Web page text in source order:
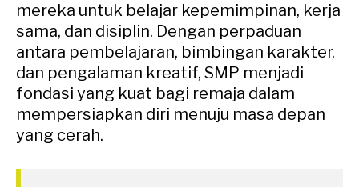
mereka untuk belajar kepemimpinan, kerja
sama, dan disiplin. Dengan perpaduan
antara pembelajaran, bimbingan karakter,
dan pengalaman kreatif, SMP menjadi
fondasi yang kuat bagi remaja dalam
mempersiapkan diri menuju masa depan
yang cerah.